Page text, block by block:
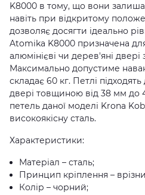
K8000 в тому, що вони
навіть при відкритому
дозволяє досягти ідеально
Atomika K8000 призначена
алюмінієві чи дерев'яні двері
Максимально допустиме
складає 60 кг. Петлі
двері товщиною від 38 мм до
петель даної моделі Krona
високоякісну сталь.
Характеристики:
Матеріал – сталь;
Принцип кріплення –
Колір – чорний;